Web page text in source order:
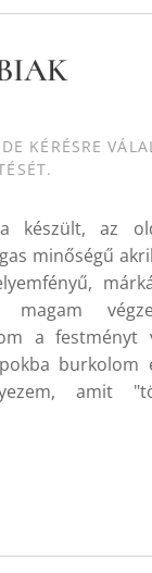
KÉRÉSRE
készült, az
minőségű
magam
a festményt
burkolom
amit